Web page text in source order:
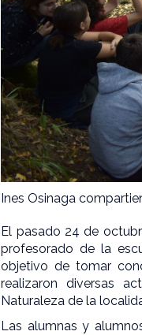
Ines Osinaga
El pasado 24 de
profesorado de la
objetivo de tomar
realizaron diversas
Naturaleza de la
Las alumnas y